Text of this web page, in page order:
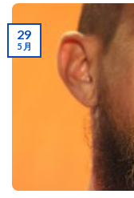
29
5 月